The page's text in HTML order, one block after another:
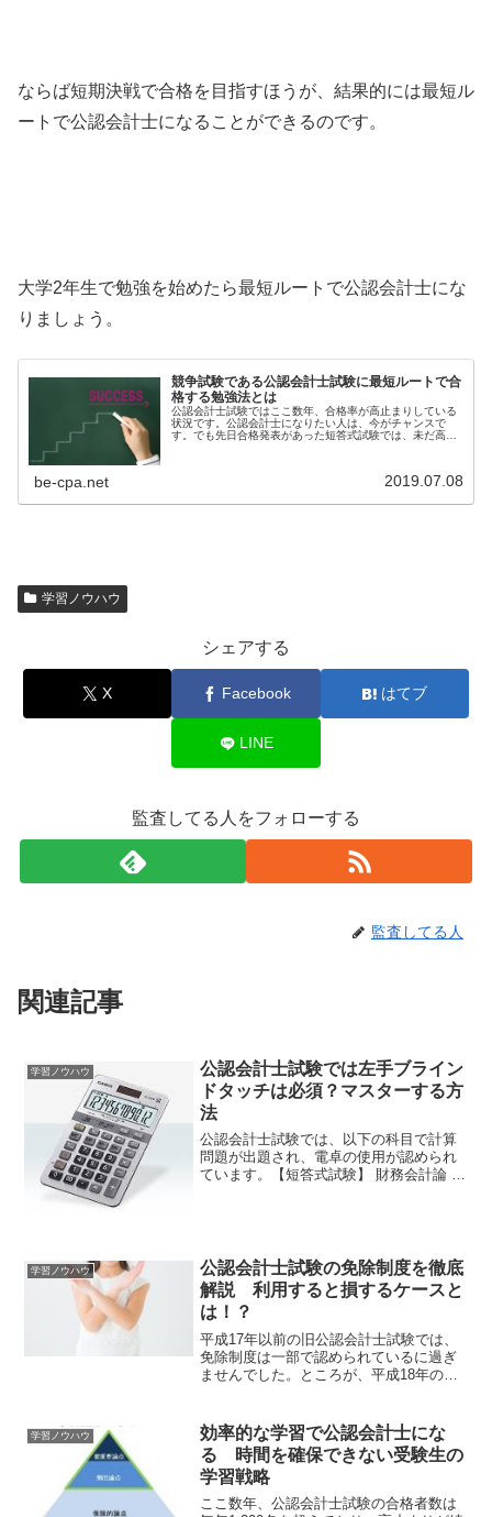
ならば短期決戦で合格を目指すほうが、結果的には最短ル
ートで公認会計士になることができるのです。
大学2年生で勉強を始めたら最短ルートで公認会計士にな
りましょう。
競争試験である公認会計士試験に最短ルートで合
格する勉強法とは
公認会計士試験ではここ数年、合格率が高止まりしている
状況です。公認会計士になりたい人は、今がチャンスで
す。でも先日合格発表があった短答式試験では、未だ高い
be-cpa.net 2019.07.08
学習ノウハウ
シェアする
X Facebook はてブ
LINE
監査してる人をフォローする
監査してる人
関連記事
学習ノウハウ
公認会計士試験では左手ブライン
ドタッチは必須？マスターする方
法
公認会計士試験では、以下の科目で計算
問題が出題され、電卓の使用が認められ
ています。【短答式試験】 財務会計論 管
学習ノウハウ
公認会計士試験の免除制度を徹底
解説 利用すると損するケースと
は！？
平成17年以前の旧公認会計士試験では、
免除制度は一部で認められているに過ぎ
ませんでした。ところが、平成18年の試
除制度も拡大されています。そんな免除
制度なのですが、利用...
学習ノウハウ
効率的な学習で公認会計士にな
る 時間を確保できない受験生の
学習戦略
ここ数年、公認会計士試験の合格者数は